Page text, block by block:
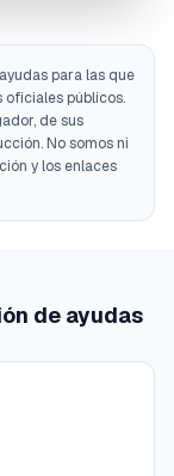
para las que
públicos.
de sus
No somos ni
y los enlaces
de ayudas